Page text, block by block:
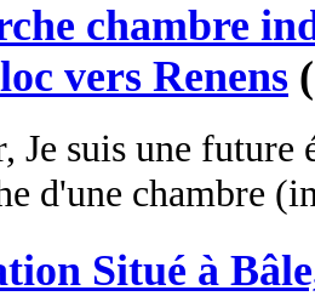
chambre
vers Renens
Je suis une future
d'une chambre
Situé à